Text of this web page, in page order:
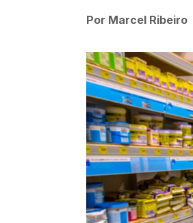
Por Marcel Ribeiro